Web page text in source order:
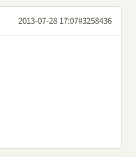
2013-07-28 17:07#3258436